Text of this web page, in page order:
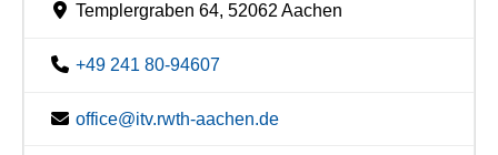
Templergraben 64, 52062 Aachen
+49 241 80-94607
office@itv.rwth-aachen.de